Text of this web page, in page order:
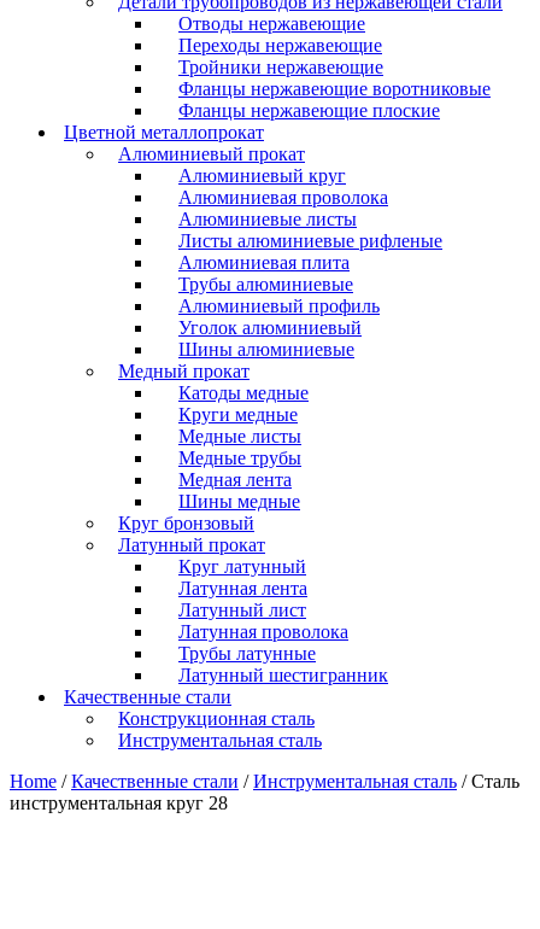
Отводы нержавеющие
Переходы нержавеющие
Тройники нержавеющие
Фланцы нержавеющие воротниковые
Фланцы нержавеющие плоские
Цветной металлопрокат
Алюминиевый прокат
Алюминиевый круг
Алюминиевая проволока
Алюминиевые листы
Листы алюминиевые рифленые
Алюминиевая плита
Трубы алюминиевые
Алюминиевый профиль
Уголок алюминиевый
Шины алюминиевые
Медный прокат
Катоды медные
Круги медные
Медные листы
Медные трубы
Медная лента
Шины медные
Круг бронзовый
Латунный прокат
Круг латунный
Латунная лента
Латунный лист
Латунная проволока
Трубы латунные
Латунный шестигранник
Качественные стали
Конструкционная сталь
Инструментальная сталь
Home /Качественные стали /Инструментальная сталь / Сталь
инструментальная круг 28